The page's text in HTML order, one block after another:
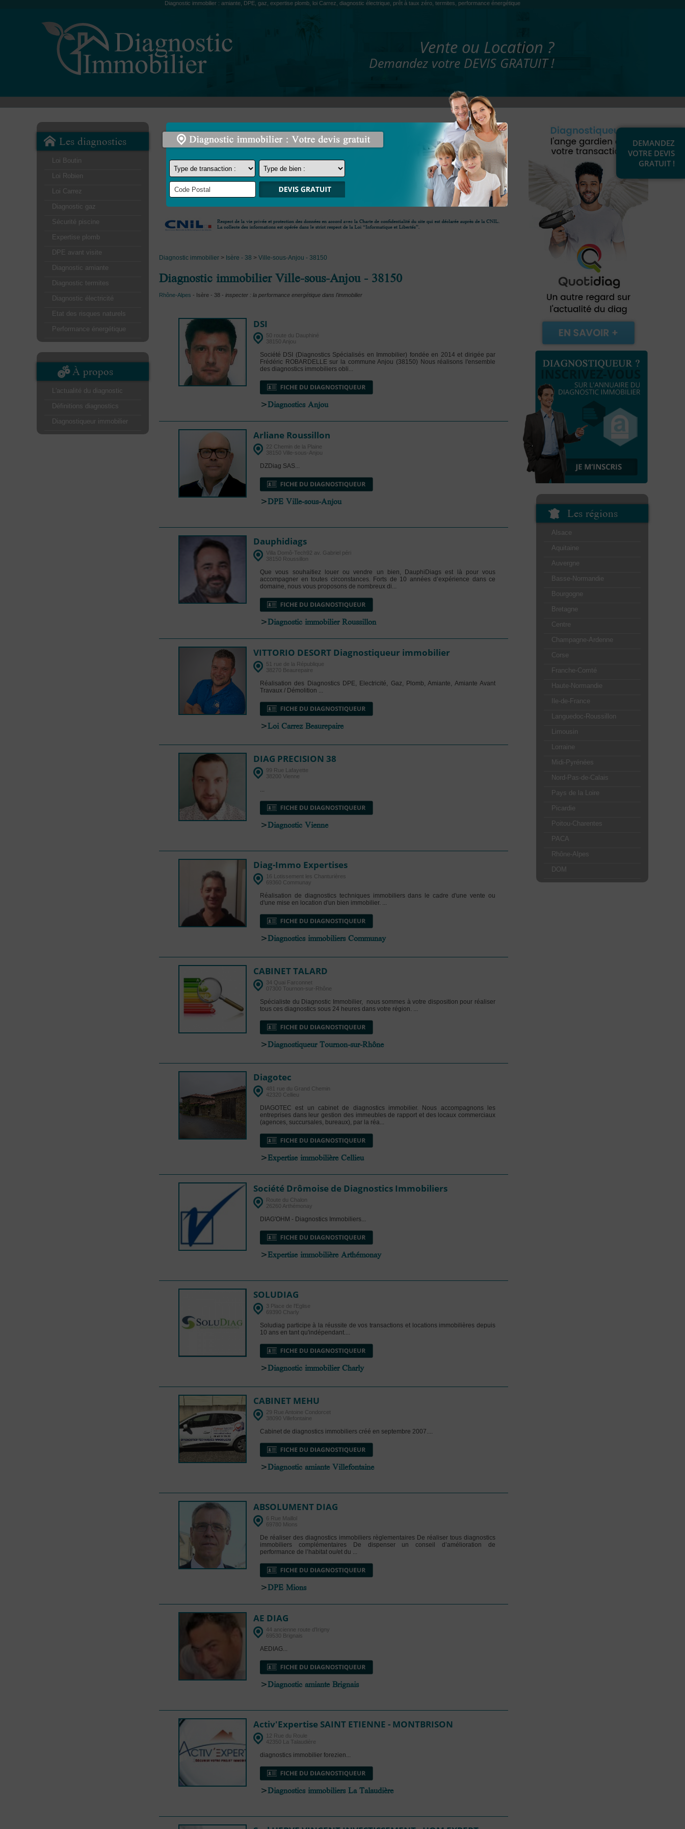
Diagnostic immobilier : amiante, DPE, gaz, expertise plomb, loi Carrez, diagnostic électrique, prêt à taux zéro, termites, performance énergétique
Vente ou Location ?
Demandez votre DEVIS GRATUIT !
Les diagnostics
Loi Boutin
Loi Robien
Loi Carrez
Diagnostic gaz
Sécurité piscine
Expertise plomb
DPE avant visite
Diagnostic amiante
Diagnostic termites
Diagnostic électricité
Etat des risques naturels
Performance énergétique
À propos
L'actualité du diagnostic
Définitions diagnostics
Diagnostiqueur immobilier
Les régions
Alsace
Aquitaine
Auvergne
Basse-Normandie
Bourgogne
Bretagne
Centre
Champagne-Ardenne
Corse
Franche-Comté
Haute-Normandie
Ile-de-France
Languedoc-Roussillon
Limousin
Lorraine
Midi-Pyrénées
Nord-Pas-de-Calais
Pays de la Loire
Picardie
Poitou-Charentes
PACA
Rhône-Alpes
DOM
Diagnostic immobilier > Isère - 38 > Ville-sous-Anjou - 38150
Diagnostic immobilier Ville-sous-Anjou - 38150
Rhône-Alpes - Isère - 38 - inspecter : la performance energétique dans l'immobilier
DSI
50 route du Dauphiné
38150 Anjou
Société DSI (Diagnostics Spécialisés en Immobilier) fondée en 2014 et dirigée par
Frédéric ROBARDELLE sur la commune Anjou (38150) Nous réalisons l'ensemble
des diagnostics immobiliers obli...
>Diagnostics Anjou
Arliane Roussillon
22 Chemin de la Plaine
38150 Ville-sous-Anjou
DZDiag SAS...
>DPE Ville-sous-Anjou
Dauphidiags
Villa Domô-Tech92 av. Gabriel péri
38150 Roussillon
Que vous souhaitiez louer ou vendre un bien, DauphiDiags est là pour vous
accompagner en toutes circonstances. Forts de 10 années d’expérience dans ce
domaine, nous vous proposons de nombreux di...
>Diagnostic immobilier Roussillon
VITTORIO DESORT Diagnostiqueur immobilier
51 rue de la République
38270 Beaurepaire
Réalisation des Diagnostics DPE, Electricité, Gaz, Plomb, Amiante, Amiante Avant
Travaux / Démolition ...
>Loi Carrez Beaurepaire
DIAG PRECISION 38
99 Rue Lafayette
38200 Vienne
...
>Diagnostic Vienne
Diag-Immo Expertises
16 Lotissement les Chanturières
69360 Communay
Réalisation de diagnostics techniques immobiliers dans le cadre d'une vente ou
d'une mise en location d'un bien immobilier. ...
>Diagnostics immobiliers Communay
CABINET TALARD
34 Quai Farconnet
07300 Tournon-sur-Rhône
Spécialiste du Diagnostic Immobilier, nous sommes à votre disposition pour réaliser
tous ces diagnostics sous 24 heures dans votre région. ...
>Diagnostiqueur Tournon-sur-Rhône
Diagotec
481 rue du Grand Chemin
42320 Cellieu
DIAGOTEC est un cabinet de diagnostics immobilier. Nous accompagnons les
entreprises dans leur gestion des immeubles de rapport et des locaux commerciaux
(agences, succursales, bureaux), par la réa...
>Expertise immobilière Cellieu
Société Drômoise de Diagnostics Immobiliers
Route du Chalon
26260 Arthémonay
DIAG'OHM - Diagnostics Immobiliers...
>Expertise immobilière Arthémonay
SOLUDIAG
3 Place de l'Eglise
69390 Charly
Soludiag participe à la réussite de vos transactions et locations immobilières depuis
10 ans en tant qu'indépendant....
>Diagnostic immobilier Charly
CABINET MEHU
29 Rue Antoine Condorcet
38090 Villefontaine
Cabinet de diagnostics immobiliers créé en septembre 2007....
>Diagnostic amiante Villefontaine
ABSOLUMENT DIAG
6 Rue Maillol
69780 Mions
De réaliser des diagnostics immobiliers règlementaires De réaliser tous diagnostics
immobiliers complémentaires De dispenser un conseil d’amélioration de
performance de l’habitat ou/et du ...
>DPE Mions
AE DIAG
44 ancienne route d'Irigny
69530 Brignais
AEDIAG...
>Diagnostic amiante Brignais
Activ'Expertise SAINT ETIENNE - MONTBRISON
12 Rue du Roule
42350 La Talaudière
diagnostics immobilier forezien...
>Diagnostics immobiliers La Talaudière
DEMANDEZ
VOTRE DEVIS
GRATUIT !